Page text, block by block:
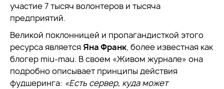
участие 7 тысяч волонтеров и тысяча
предприятий.
Великой поклонницей и пропагандисткой этого
ресурса является Яна Франк, более известная как
блогер miu-mau. В своем «Живом журнале» она
подробно описывает принципы действия
фудшеринга: «Есть сервер, куда может